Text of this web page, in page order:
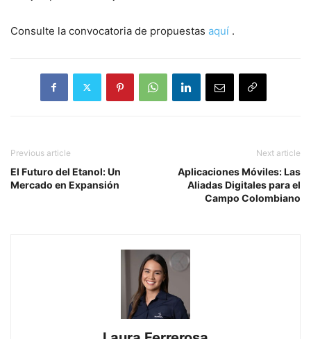
Consulte la convocatoria de propuestas aquí .
Previous article
El Futuro del Etanol: Un
Mercado en Expansión
Next article
Aplicaciones Móviles: Las
Aliadas Digitales para el
Campo Colombiano